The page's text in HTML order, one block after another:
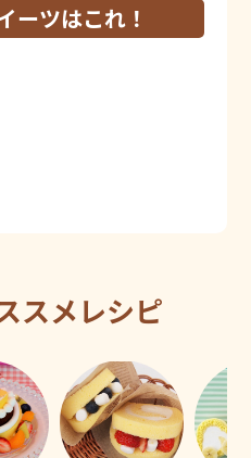
ーツはこれ！
スメレシピ